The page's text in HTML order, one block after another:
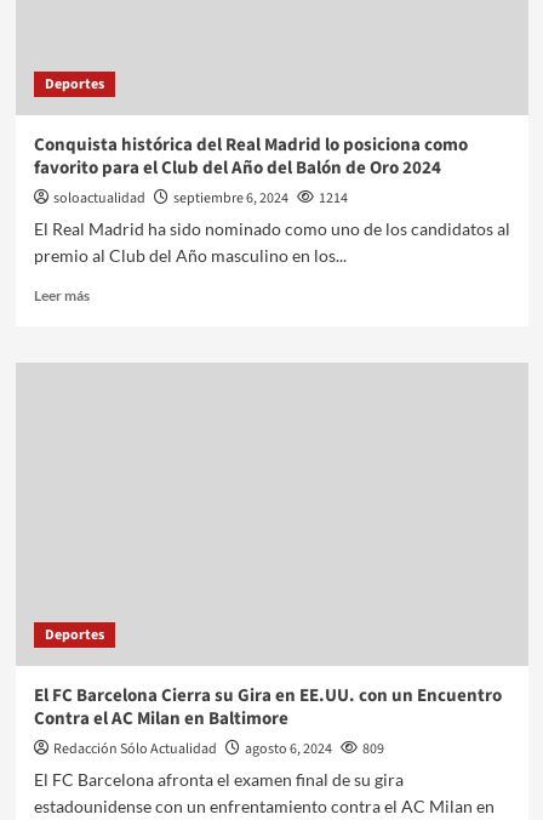
Deportes
Conquista histórica del Real Madrid lo posiciona como
favorito para el Club del Año del Balón de Oro 2024
soloactualidad septiembre 6, 2024
1214
El Real Madrid ha sido nominado como uno de los candidatos al
premio al Club del Año masculino en los...
Leer más
Deportes
El FC Barcelona Cierra su Gira en EE.UU. con un Encuentro
Contra el AC Milan en Baltimore
Redacción Sólo Actualidad agosto 6, 2024
809
El FC Barcelona afronta el examen final de su gira
estadounidense con un enfrentamiento contra el AC Milan en